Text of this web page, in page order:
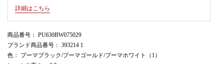
詳細はこちら
商品番号 ： PU630BW075029
ブランド商品番号 ： 393214 1
色 ： プーマブラック/プーマゴールド/プーマホワイト（1）